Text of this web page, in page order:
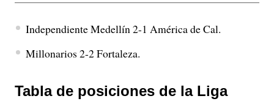
Independiente Medellín 2-1 América de Cal.
Millonarios 2-2 Fortaleza.
Tabla de posiciones de la Liga